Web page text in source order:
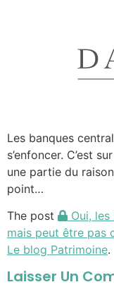
Les banques
s’enfoncer. C’est
une partie du
point…
The post
Oui,
mais peut être pas
Le blog Patrimoine.
Laisser Un